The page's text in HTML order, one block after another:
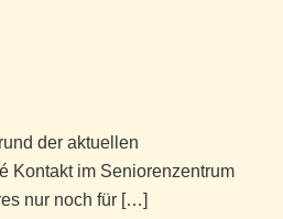
der aktuellen
Kontakt im Seniorenzentrum
nur noch für […]